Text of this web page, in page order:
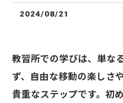
2024/08/21
教習所での学びは、単な
ず、自由な移動の楽しさ
貴重なステップです。初